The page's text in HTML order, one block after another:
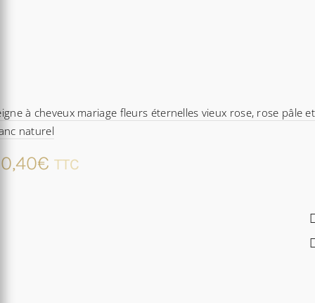
à cheveux mariage fleurs éternelles vieux rose, rose pâle et
naturel
€ TTC